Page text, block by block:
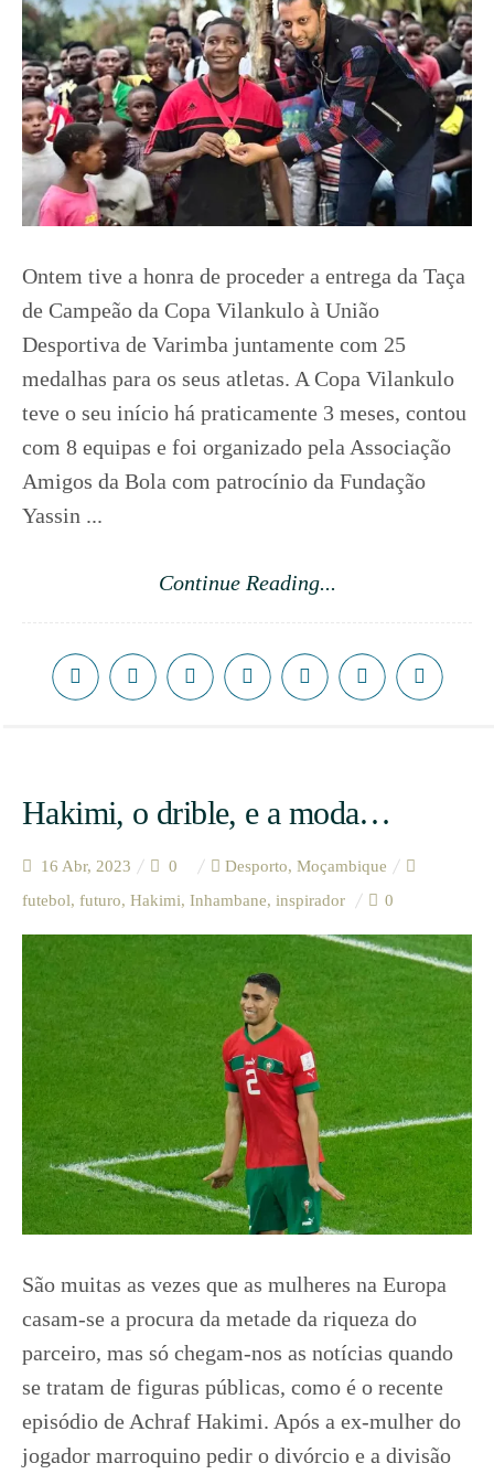
Ontem tive a honra de proceder a entrega da Taça
de Campeão da Copa Vilankulo à União
Desportiva de Varimba juntamente com 25
medalhas para os seus atletas. A Copa Vilankulo
teve o seu início há praticamente 3 meses, contou
com 8 equipas e foi organizado pela Associação
Amigos da Bola com patrocínio da Fundação
Yassin ...
Continue Reading...
Hakimi, o drible, e a moda…
16 Abr, 2023 0 Desporto, Moçambique
futebol, futuro, Hakimi, Inhambane, inspirador 0
São muitas as vezes que as mulheres na Europa
casam-se a procura da metade da riqueza do
parceiro, mas só chegam-nos as notícias quando
se tratam de figuras públicas, como é o recente
episódio de Achraf Hakimi. Após a ex-mulher do
jogador marroquino pedir o divórcio e a divisão